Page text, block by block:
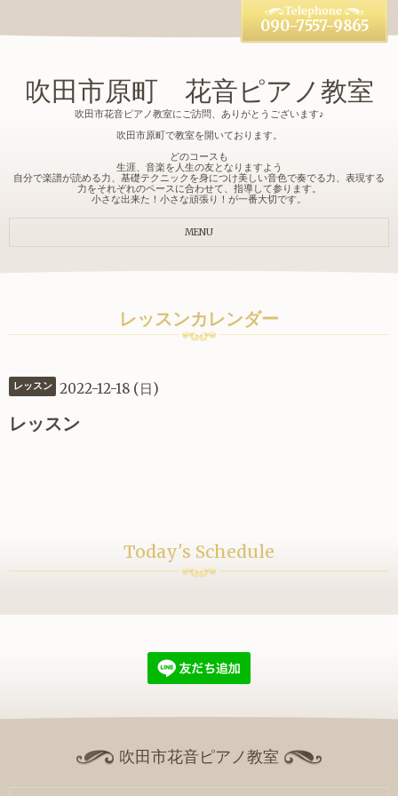
吹田市原町 花音ピアノ教室
吹田市花音ピアノ教室にご訪問、ありがとうございます♪
吹田市原町で教室を開いております。
どのコースも
生涯、音楽を人生の友となりますよう
自分で楽譜が読める力、基礎テクニックを身につけ美しい音色で奏でる力、表現する
力をそれぞれのペースに合わせて、指導して参ります。
小さな出来た！小さな頑張り！が一番大切です。
090-7557-9865
MENU
レッスンカレンダー
レッスン 2022-12-18 (日)
レッスン
Today's Schedule
吹田市花音ピアノ教室